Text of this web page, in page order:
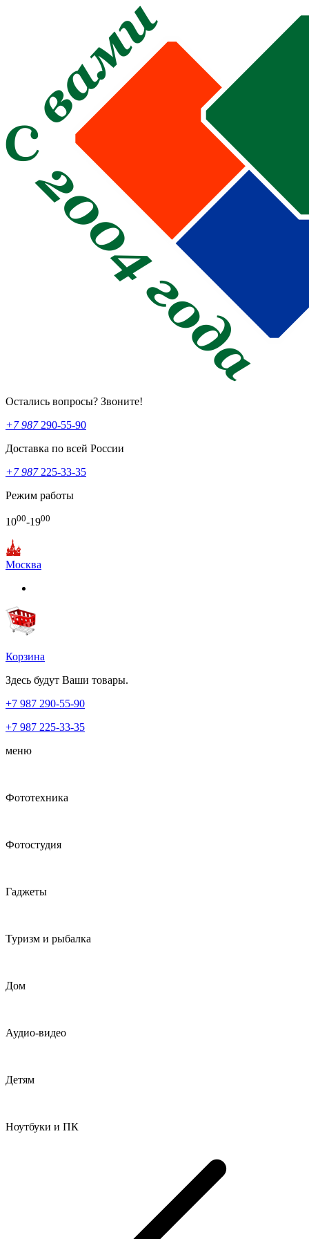
Остались вопросы? Звоните!
+7 987290-55-90
Доставка по всей России
+7 987225-33-35
Режим работы
1000-1900
Москва
Корзина
Здесь будут Ваши товары.
+7 987 290-55-90
+7 987 225-33-35
меню
Фототехника
Фотостудия
Гаджеты
Туризм и рыбалка
Дом
Аудио-видео
Детям
Ноутбуки и ПК